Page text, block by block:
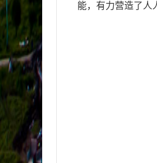
能，有力营造了人